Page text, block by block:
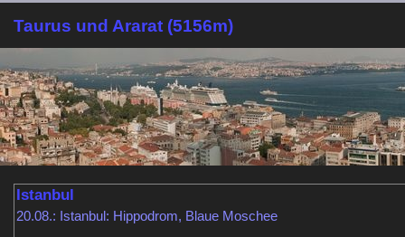
Taurus und Ararat (5156m)
Istanbul
20.08.: Istanbul: Hippodrom, Blaue Moschee